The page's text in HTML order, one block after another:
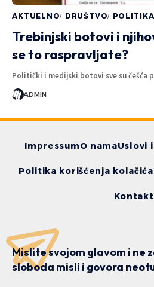
AKTUELNO DRUŠTVO POLITIKA
Trebinjski botovi i
se to raspravljate?
Politički i medijski botovi sve su češća
ADMIN
ImpressumO namaUslovi
Politika korišćenja kolačića
Kontakt
Mislite svojom glavom i ne
sloboda misli i govora